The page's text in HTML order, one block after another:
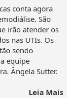
conta agora
São
irão atender os
nas UTIs. Os
sendo
equipe
Ângela Sutter.
Leia Mais